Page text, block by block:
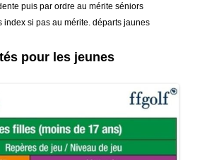
puis par ordre au mérite séniors
index si pas au mérite. départs jaunes
pour les jeunes